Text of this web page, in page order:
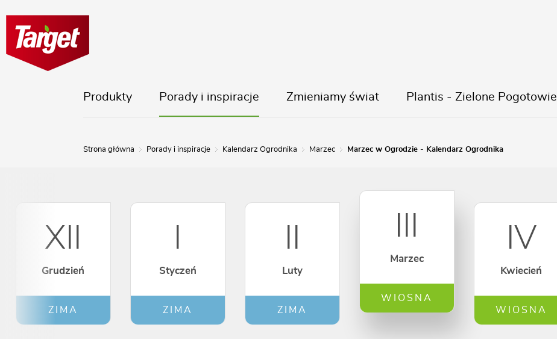
Produkty Porady i inspiracje Zmieniamy świat Plantis - Zielone Pogotowie
Strona główna Porady i inspiracje Kalendarz Ogrodnika Marzec Marzec w Ogrodzie - Kalendarz Ogrodnika
Kalendarz ogrodnika
XII
Grudzień
ZIMA
Styczeń
ZIMA
Luty
ZIMA
Marzec
WIOSNA
IV
Kwiecień
WIOSNA